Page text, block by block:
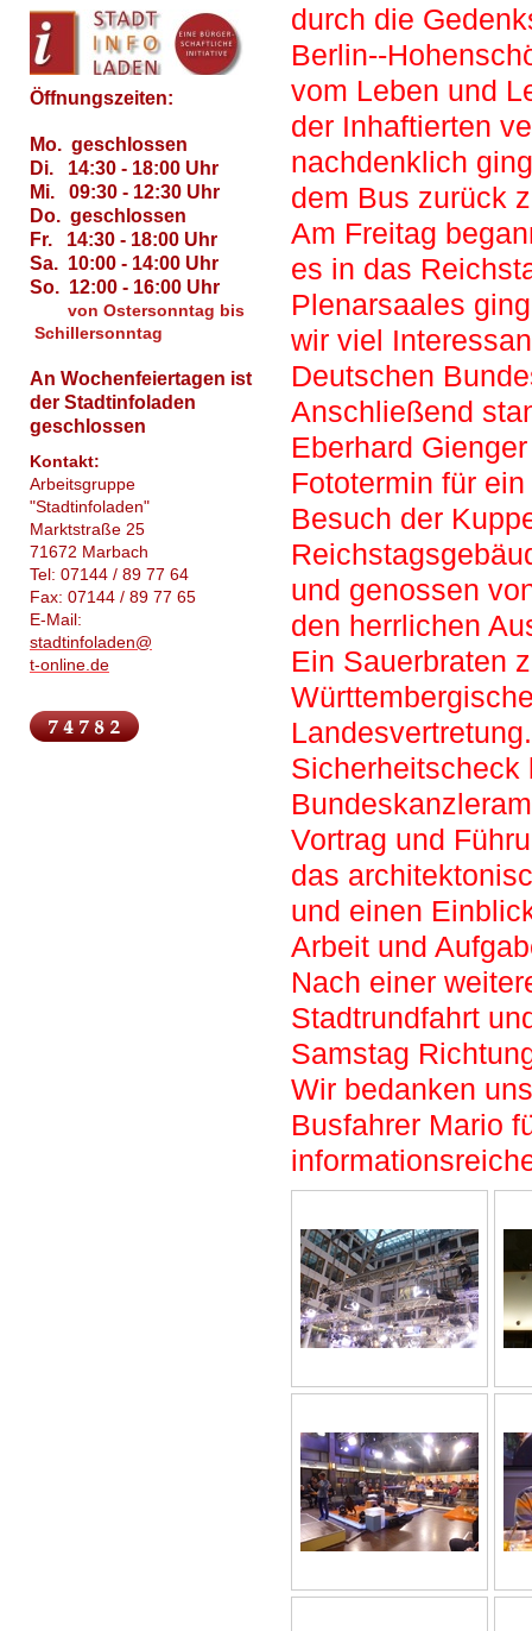
durch die
Berlin-­
vom Leben und
der Inhaftierten
nachdenklich
dem Bus zurück
Am Freitag
es in das
Plenarsaales
wir viel
Deutschen
Anschließend
Eberhard
Fototermin für
Besuch der
und genossen
den herrlichen
Ein Sauerbraten
Sicherheitscheck
Vortrag und
das
und einen
Arbeit und
Nach einer
Stadtrundfahrt
Samstag
Wir bedanken
Busfahrer Mario
Öffnungszeiten:
Mo. geschlossen
Di. 14:30 - 18:00 Uhr
Mi. 09:30 - 12:30 Uhr
Do. geschlossen
Fr. 14:30 - 18:00 Uhr
Sa. 10:00 - 14:00 Uhr
So. 12:00 - 16:00 Uhr
von Ostersonntag bis
Schillersonntag
An Wochenfeiertagen ist
der Stadtinfoladen
geschlossen
Kontakt:
Arbeitsgruppe
"Stadtinfoladen"
Marktstraße 25
71672 Marbach
Tel: 07144 / 89 77 64
Fax: 07144 / 89 77 65
E-Mail:
stadtinfoladen@
t-online.de